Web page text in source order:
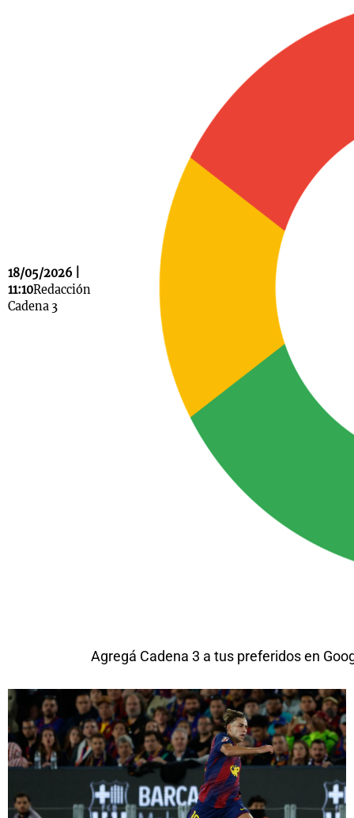
18/05/2026 |
11:10Redacción
Cadena 3
Agregá Cadena 3 a tus preferidos en